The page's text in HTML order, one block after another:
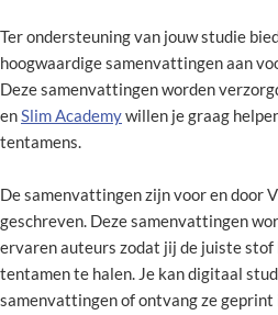
Ter ondersteuning van jouw studie
hoogwaardige samenvattingen aan
Deze samenvattingen worden
enSlim Academywillen je graag
tentamens.
De samenvattingen zijn voor en door
geschreven. Deze samenvattingen
ervaren auteurs zodat jij de juiste stof
tentamen te halen. Je kan digitaal
samenvattingen of ontvang ze